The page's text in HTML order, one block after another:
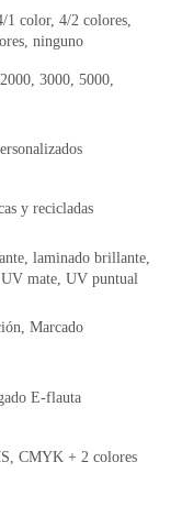
1 color, 4/2 colores,
ninguno
3000, 5000,
y recicladas
laminado brillante,
mate, UV puntual
Marcado
E-flauta
CMYK + 2 colores